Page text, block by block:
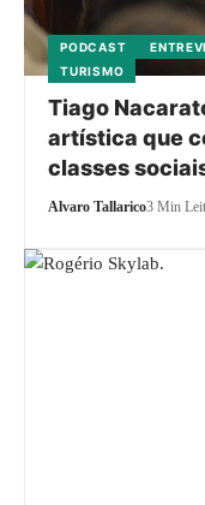
PODCAST
TURISMO
Tiago
artística que
classes
Alvaro Tallarico3 Min